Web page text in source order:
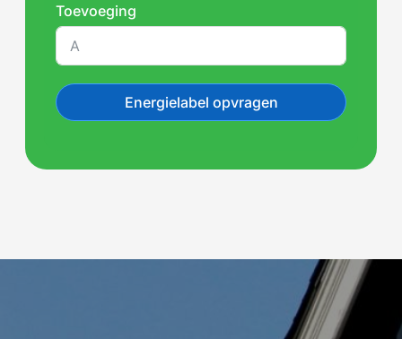
Toevoeging
Energielabel opvragen